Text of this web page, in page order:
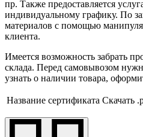
пр. Также предоставляется
индивидуальному графику. По
материалов с помощью
клиента.
Имеется возможность забрать
склада. Перед самовывозом
узнать о наличии товара,
Название сертификата Скачать